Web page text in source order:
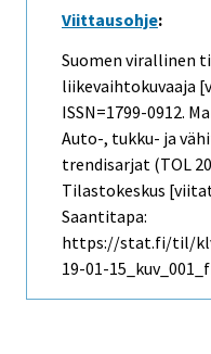
Viittausohje:
Suomen virallinen
liikevaihtokuvaaja
ISSN=1799-0912.
Auto-, tukku- ja
trendisarjat (TOL
Tilastokeskus
Saantitapa:
https://stat.fi/til/
19-01-